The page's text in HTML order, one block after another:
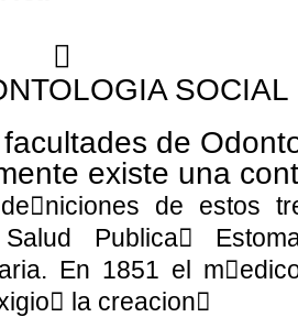
￿
SOCIAL
de
existe una
de estos
Publica￿
En 1851 el
la creacion￿